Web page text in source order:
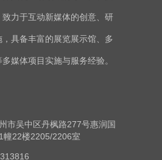
力于互动新媒体的创意、研
具备丰富的展览展示馆、多
媒体项目实施与服务经验。
市吴中区丹枫路277号惠润国
幢22楼2205/2206室